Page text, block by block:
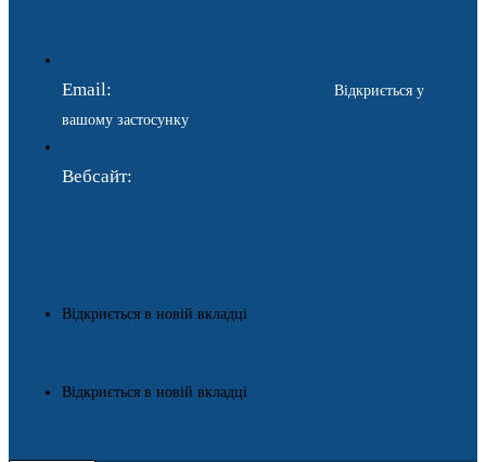
Email:
Відкриється у
вашому застосунку
Вебсайт:
Відкриється в новій вкладці
Відкриється в новій вкладці